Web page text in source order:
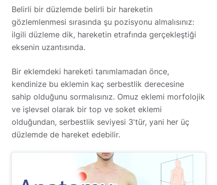
Belirli bir düzlemde belirli bir hareketin
gözlemlenmesi sırasında şu pozisyonu almalısınız:
ilgili düzleme dik, hareketin etrafında gerçekleştiği
eksenin uzantısında.
Bir eklemdeki hareketi tanımlamadan önce,
kendinize bu eklemin kaç serbestlik derecesine
sahip olduğunu sormalısınız. Omuz eklemi morfolojik
ve işlevsel olarak bir top ve soket eklemi
olduğundan, serbestlik seviyesi 3'tür, yani her üç
düzlemde de hareket edebilir.